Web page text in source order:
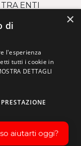
ENTI
2
(VE)
|info.fcs@issm.it
×
di
l'esperienza
tutti i cookie in
DETTAGLI
PRESTAZIONE
aiutarti oggi?